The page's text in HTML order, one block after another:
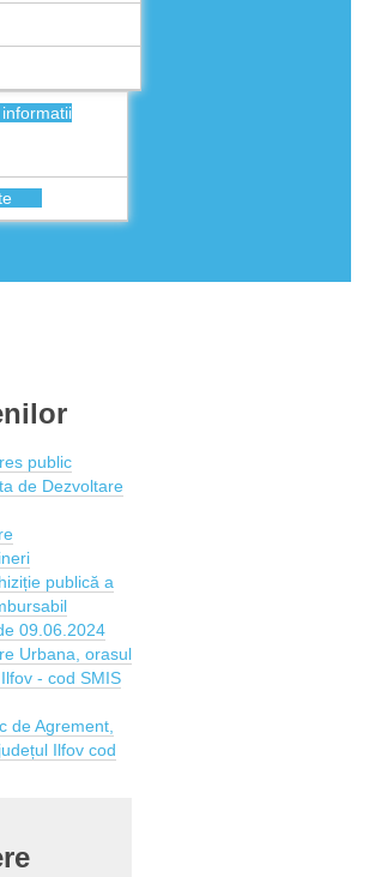
public
de Dezvoltare
publică a
09.06.2024
Urbana, orasul
- cod SMIS
de Agrement,
Ilfov cod